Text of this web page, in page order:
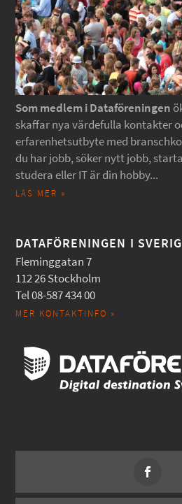
Som medlem i Dataföreningen
skaffar nya värdefulla kontakter
erfarenhetsutbyte med
du har jobb, söker nytt jobb,
studera eller IT är din hobby...
LÄS MER »
DATAFÖRENINGEN I
Fleminggatan 7
112 26 Stockholm
Tel 08-587 434 00
MER KONTAKTINFO »